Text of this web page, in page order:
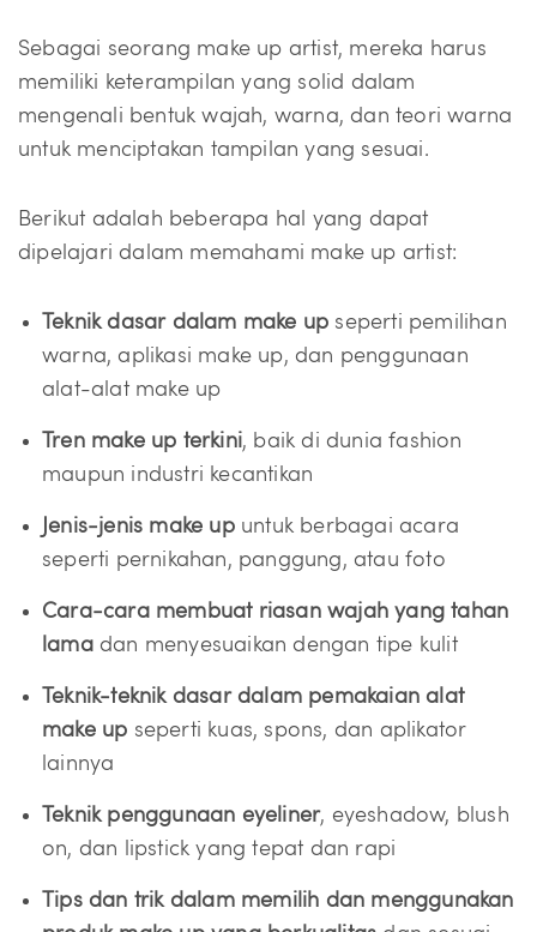
Sebagai seorang make up artist, mereka harus
memiliki keterampilan yang solid dalam
mengenali bentuk wajah, warna, dan teori warna
untuk menciptakan tampilan yang sesuai.
Berikut adalah beberapa hal yang dapat
dipelajari dalam memahami make up artist:
Teknik dasar dalam make up seperti pemilihan
warna, aplikasi make up, dan penggunaan
alat-alat make up
Tren make up terkini, baik di dunia fashion
maupun industri kecantikan
Jenis-jenis make upuntuk berbagai acara
seperti pernikahan, panggung, atau foto
Cara-cara membuat riasan wajah yang tahan
lamadan menyesuaikan dengan tipe kulit
Teknik-teknik dasar dalam pemakaian alat
make up seperti kuas, spons, dan aplikator
lainnya
Teknik penggunaan eyeliner, eyeshadow, blush
on, dan lipstick yang tepat dan rapi
Tips dan trik dalam memilih dan menggunakan